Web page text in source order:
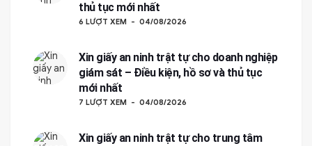
thủ tục mới nhất
6 LƯỢT XEM 04/08/2026
Xin giấy an ninh trật tự cho doanh nghiệp
giám sát – Điều kiện, hồ sơ và thủ tục
mới nhất
7 LƯỢT XEM 04/08/2026
Xin giấy an ninh trật tự cho trung tâm